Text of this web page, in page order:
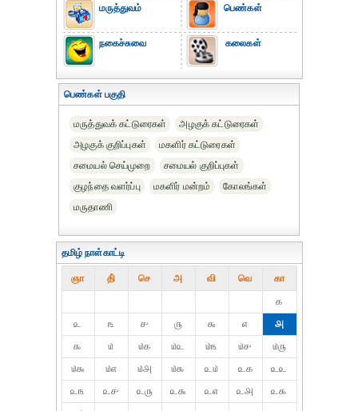
மருத்துவம்
நகைச்சுவை
பெண்கள்
கலைகள்
பெண்கள் பகுதி
மருத்துவக் கட்டுரைகள்
அழகுக் கட்டுரைகள்
அழகுக் குறிப்புகள்
மகளிர் கட்டுரைகள்
சமையல் செய்முறை
சமையல் குறிப்புகள்
குழந்தை வளர்ப்பு
மகளிர் மன்றம்
கோலங்கள்
மருதாணி
தமிழ் நாள்காட்டி
ஞா தி் செ அ வி வெ கா
௧
௨
௩ ௪ ௫ ௬ ௭
௮
௯
௰ ௰௧ ௰௨ ௰௩ ௰௪
௰௫
௰௬
௰௭ ௰௮ ௰௯ ௨௰ ௨௧
௨௨
௨௩
௨௪ ௨௫ ௨௬ ௨௭ ௨௮
௨௯